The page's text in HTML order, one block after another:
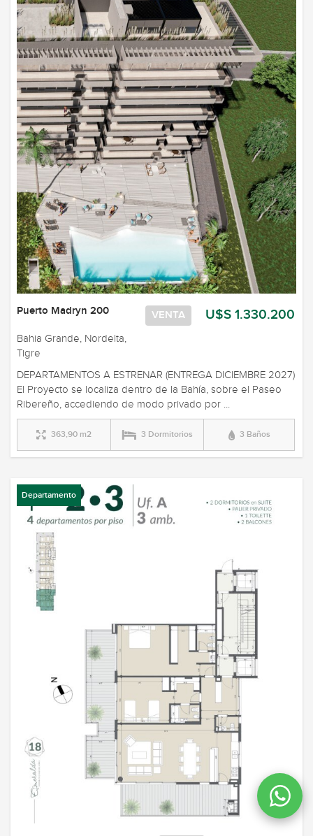
U$S 1.330.200
VENTA
Puerto Madryn 200
Bahia Grande, Nordelta,
Tigre
DEPARTAMENTOS A ESTRENAR (ENTREGA DICIEMBRE 2027)
El Proyecto se localiza dentro de la Bahía, sobre el Paseo
Ribereño, accediendo de modo privado por ...
363,90 m2 3 Dormitorios 3 Baños
Departamento